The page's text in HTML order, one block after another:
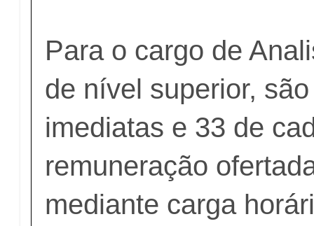
Para o cargo de
de nível superior,
imediatas e 33 de
remuneração
mediante carga